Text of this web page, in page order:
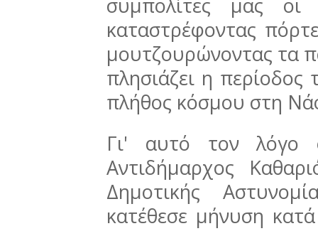
συμπολίτες μας
καταστρέφοντας
μουτζουρώνοντας τα
πλησιάζει η περίοδος
πλήθος κόσμου στη
Γι' αυτό τον
Αντιδήμαρχος
Δημοτικής
κατέθεσε μήνυση